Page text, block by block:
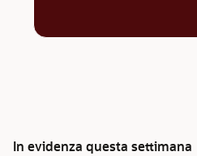
In evidenza questa settimana